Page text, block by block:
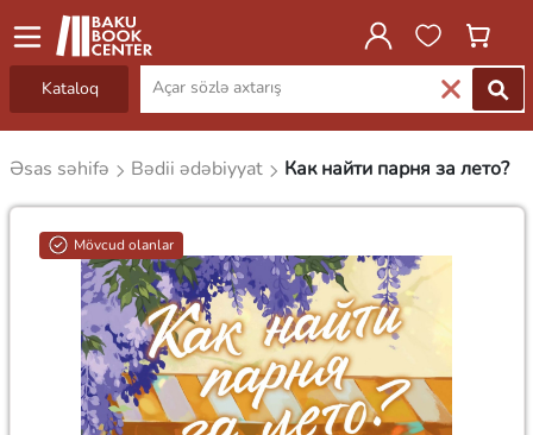
Kataloq
Əsas səhifə Bədii ədəbiyyat Как найти парня за лето?
Mövcud olanlar